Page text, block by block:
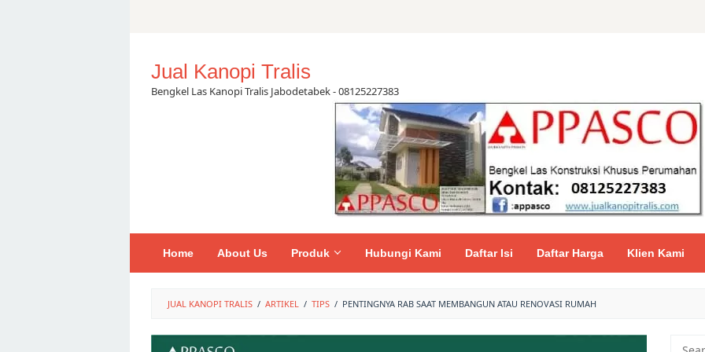
Jual Kanopi Tralis
Bengkel Las Kanopi Tralis Jabodetabek - 08125227383
Home About Us Produk Hubungi Kami Daftar Isi Daftar Harga Klien Kami
JUAL KANOPI TRALIS / ARTIKEL / TIPS / PENTINGNYA RAB SAAT MEMBANGUN ATAU RENOVASI RUMAH